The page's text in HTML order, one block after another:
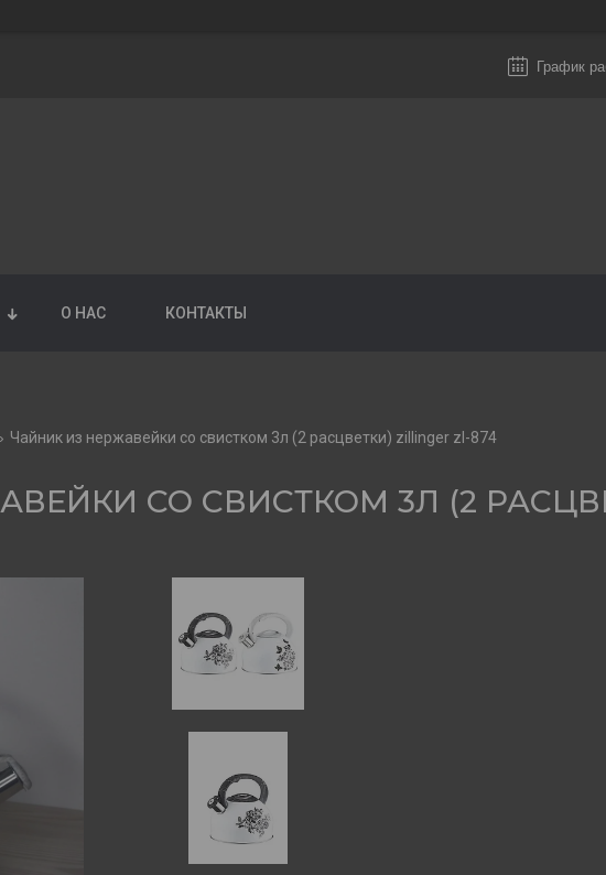
График
О НАС КОНТАКТЫ
Чайник из нержавейки со свистком 3л (2 расцветки) zillinger zl-874
СО СВИСТКОМ 3Л (2